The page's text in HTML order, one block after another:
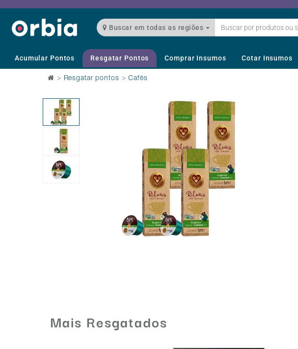
Buscar em todas as regiões
Acumular Pontos Resgatar Pontos Comprar Insumos Cotar Insumos
> Resgatar pontos >Cafés
Mais Resgatados